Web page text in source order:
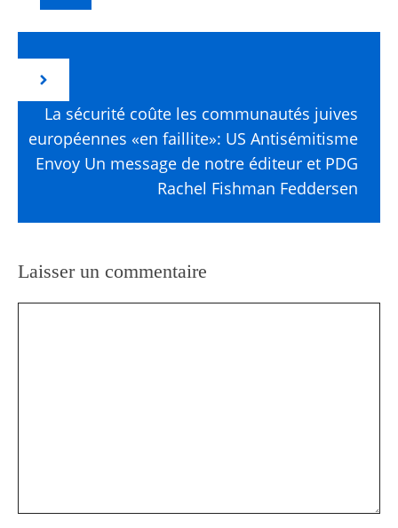
La sécurité coûte les communautés juives
européennes «en faillite»: US Antisémitisme
Envoy Un message de notre éditeur et PDG
Rachel Fishman Feddersen
Laisser un commentaire